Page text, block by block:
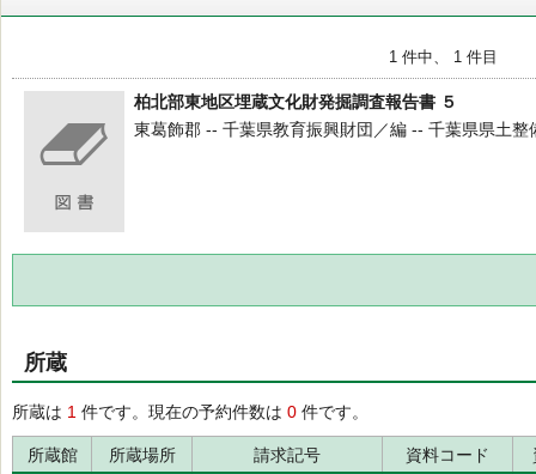
1 件中、 1 件目
柏北部東地区埋蔵文化財発掘調査報告書 ５
東葛飾郡 -- 千葉県教育振興財団／編 -- 千葉県県土
所蔵
所蔵は 1 件です。現在の予約件数は 0 件です。
所蔵館 所蔵場所 請求記号 資料コード